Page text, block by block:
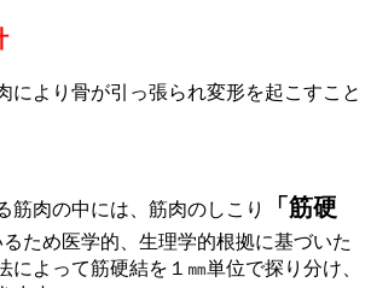
により骨が引っ張られ変形を起こすこと
筋肉の中には、筋肉のしこり
「筋硬
ため医学的、生理学的根拠に基づいた
によって筋硬結を１㎜単位で探り分け、